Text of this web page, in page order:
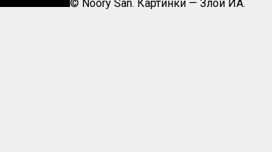
© Noory San. Картинки — Злой ИА.